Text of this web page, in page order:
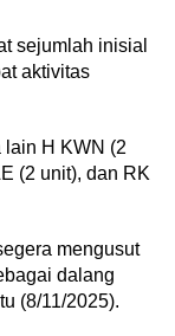
sejumlah inisial
aktivitas
lain H KWN (2
(2 unit), dan RK
mengusut
dalang
(8/11/2025).